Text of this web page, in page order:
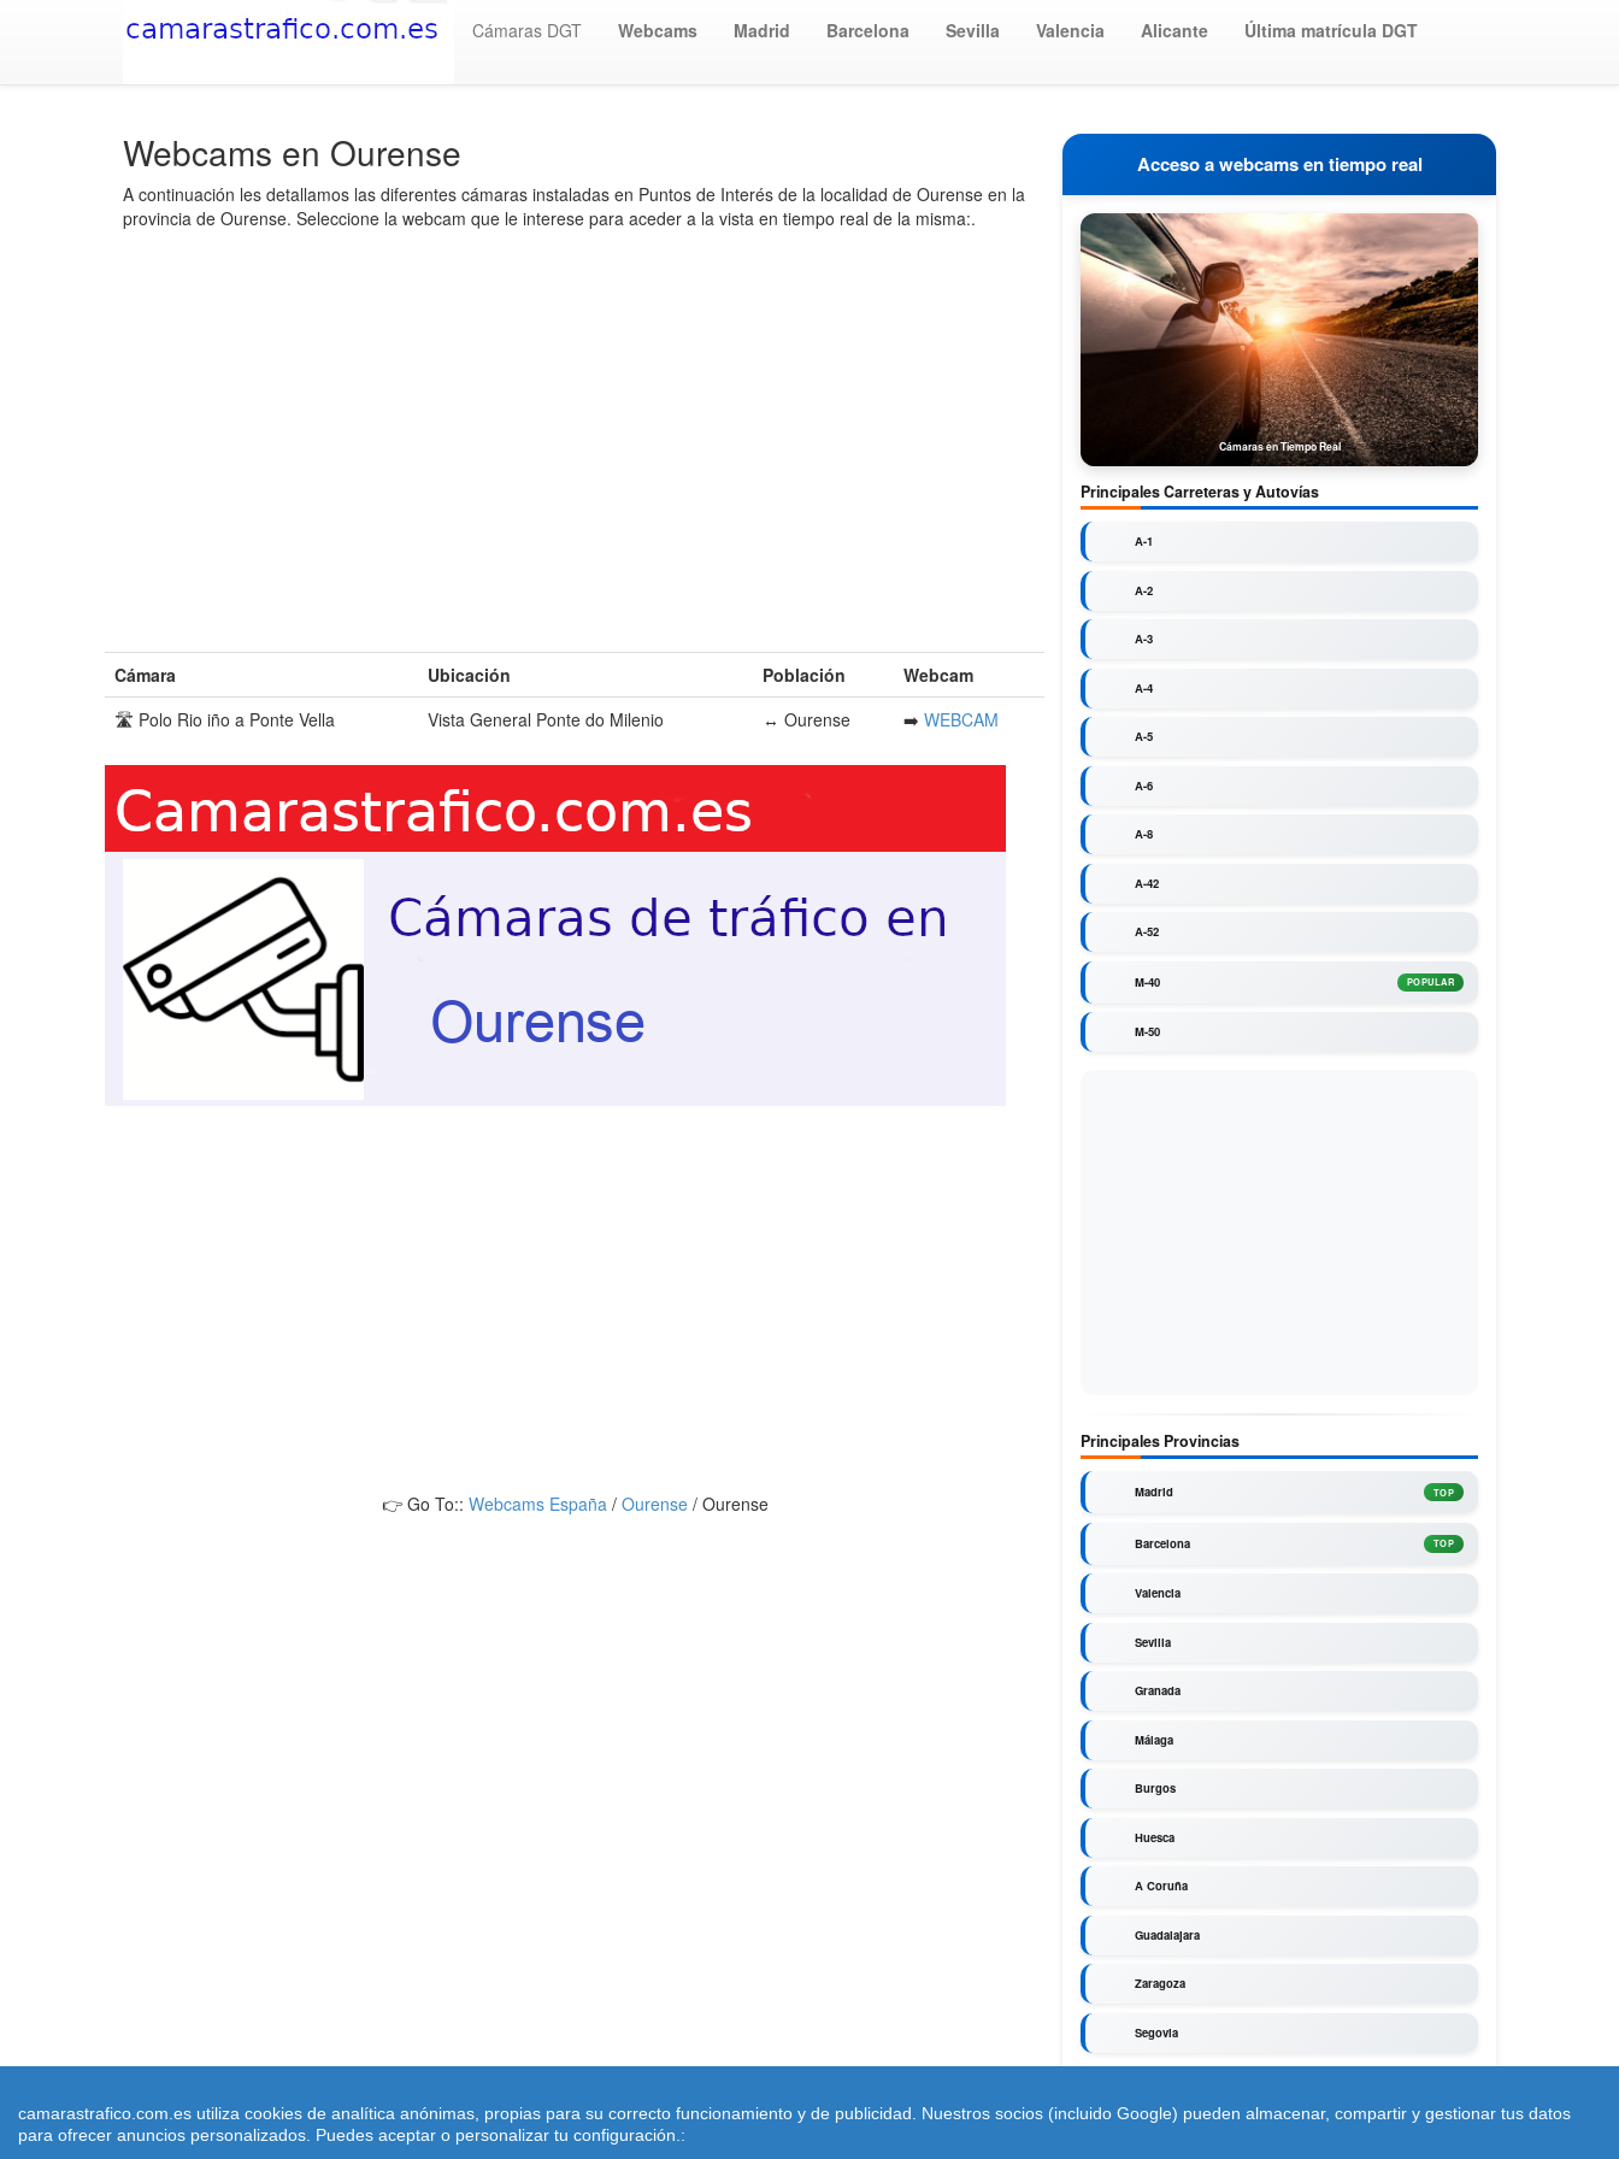
Cámaras DGT Webcams Madrid Barcelona Sevilla Valencia Alicante Última matrícula DGT
Webcams en Ourense
A continuación les detallamos las diferentes cámaras instaladas en Puntos de Interés de la localidad de Ourense en la
provincia de Ourense. Seleccione la webcam que le interese para aceder a la vista en tiempo real de la misma:.
Cámara Ubicación Población
Webcam
🛣️ Polo Rio iño a Ponte Vella
Vista General Ponte do Milenio ↔️ Ourense ➡️ WEBCAM
👉 Go To:: Webcams España/ Ourense/ Ourense
Acceso a webcams en tiempo real
Cámaras en Tiempo Real
Principales Carreteras y Autovías
A-1
A-2
A-3
A-4
A-5
A-6
A-8
A-42
A-52
M-40 POPULAR
M-50
Principales Provincias
Madrid TOP
Barcelona TOP
Valencia
Sevilla
Granada
Málaga
Burgos
Huesca
A Coruña
Guadalajara
Zaragoza
Segovia
camarastrafico.com.es utiliza cookies de analítica anónimas, propias para su correcto funcionamiento y de publicidad. Nuestros socios (incluido Google) pueden almacenar, compartir y gestionar tus datos
para ofrecer anuncios personalizados. Puedes aceptar o personalizar tu configuración.: